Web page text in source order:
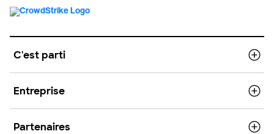
C'est parti
Entreprise
Partenaires